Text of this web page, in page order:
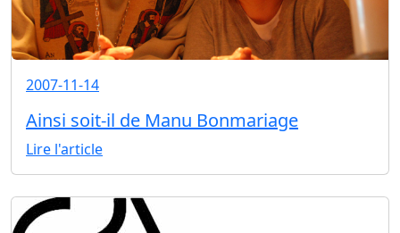
2007-11-14
Ainsi soit-il de Manu Bonmariage
Lire l'article